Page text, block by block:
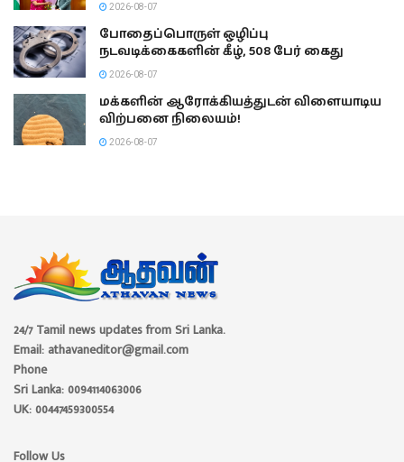
2026-08-07
போதைப்பொருள் ஒழிப்பு
நடவடிக்கைகளின் கீழ், 508 பேர் கைது
2026-08-07
மக்களின் ஆரோக்கியத்துடன் விளையாடிய
விற்பனை நிலையம்!
2026-08-07
24/7 Tamil news updates from Sri Lanka.
Email: athavaneditor@gmail.com
Phone
Sri Lanka: 0094114063006
UK: 00447459300554
Follow Us